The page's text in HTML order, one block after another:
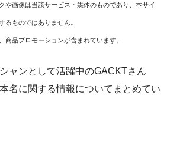
や画像は当該サービス・媒体のものであり、本サイ
るものではありません。
品プロモーションが含まれています。
ャンとして活躍中のGACKTさん
名に関する情報についてまとめてい